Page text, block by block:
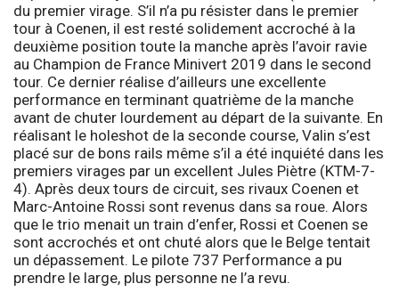
du premier virage. S’il n’a pu résister dans le premier
tour à Coenen, il est resté solidement accroché à la
deuxième position toute la manche après l’avoir ravie
au Champion de France Minivert 2019 dans le second
tour. Ce dernier réalise d’ailleurs une excellente
performance en terminant quatrième de la manche
avant de chuter lourdement au départ de la suivante. En
réalisant le holeshot de la seconde course, Valin s’est
placé sur de bons rails même s’il a été inquiété dans les
premiers virages par un excellent Jules Piètre (KTM-7-
4). Après deux tours de circuit, ses rivaux Coenen et
Marc-Antoine Rossi sont revenus dans sa roue. Alors
que le trio menait un train d’enfer, Rossi et Coenen se
sont accrochés et ont chuté alors que le Belge tentait
un dépassement. Le pilote 737 Performance a pu
prendre le large, plus personne ne l’a revu.